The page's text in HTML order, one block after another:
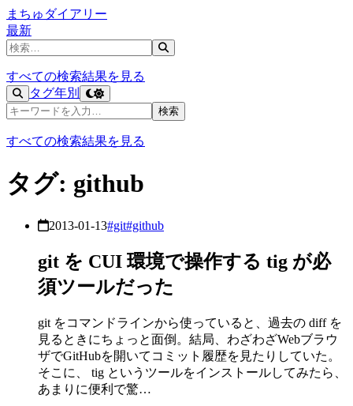
まちゅダイアリー
最新
記事を検索
すべての検索結果を見る
タグ年別
記事を検索
検索
すべての検索結果を見る
タグ: github
2013-01-13#git#github
git を CUI 環境で操作する tig が必
須ツールだった
git をコマンドラインから使っていると、過去の diff を
見るときにちょっと面倒。結局、わざわざWebブラウ
ザでGitHubを開いてコミット履歴を見たりしていた。
そこに、 tig というツールをインストールしてみたら、
あまりに便利で驚…